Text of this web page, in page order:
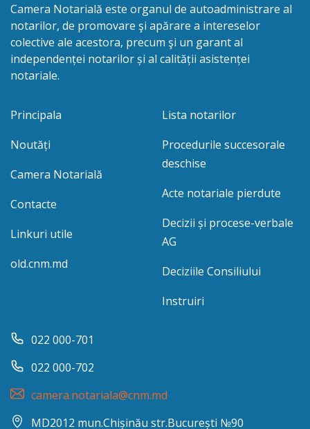
Camera Notarială este organul de autoadministrare al
notarilor, de promovare şi apărare a intereselor
colective ale acestora, precum şi un garant al
independenței notarilor și al calității asistenței
notariale.
Principala
Noutăți
Camera Notarială
Contacte
Linkuri utile
old.cnm.md
Lista notarilor
Procedurile succesorale
deschise
Acte notariale pierdute
Decizii și procese-verbale
AG
Deciziile Consiliului
Instruiri
022 000-701
022 000-702
camera.notariala@cnm.md
MD2012 mun.Chișinău str.București №90